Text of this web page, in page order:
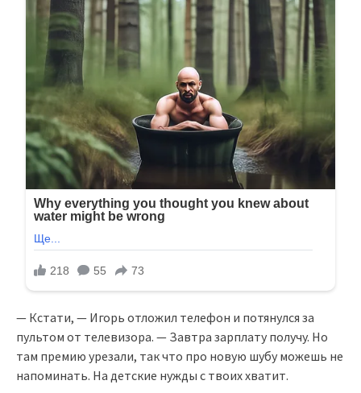
— Кстати, — Игорь отложил телефон и потянулся за
пультом от телевизора. — Завтра зарплату получу. Но
там премию урезали, так что про новую шубу можешь не
напоминать. На детские нужды с твоих хватит.